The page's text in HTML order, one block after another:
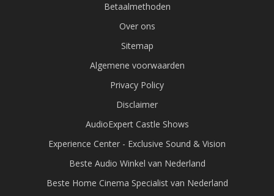
Betaalmethoden
Over ons
Sitemap
Algemene voorwaarden
Privacy Policy
Disclaimer
AudioExpert Castle Shows
Experience Center - Exclusive Sound & Vision
Beste Audio Winkel van Nederland
Beste Home Cinema Specialist van Nederland